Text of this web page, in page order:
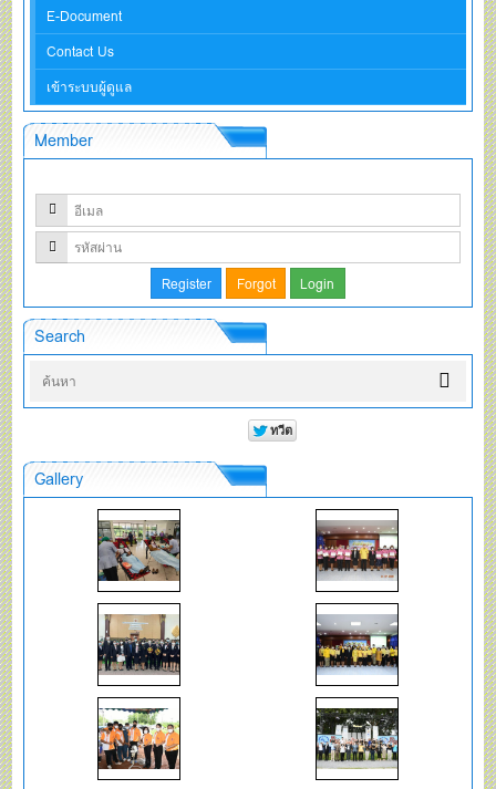
E-Document
Contact Us
เข้าระบบผู้ดูแล
Member
Search
Gallery